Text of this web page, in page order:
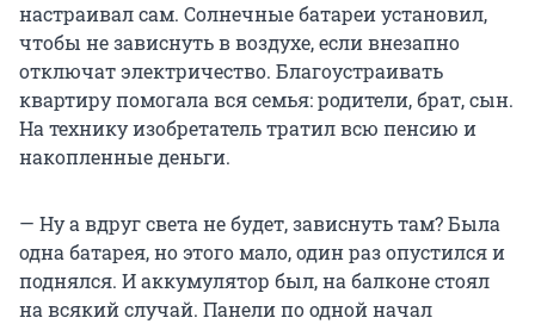
настраивал сам. Солнечные батареи установил,
чтобы не зависнуть в воздухе, если внезапно
отключат электричество. Благоустраивать
квартиру помогала вся семья: родители, брат, сын.
На технику изобретатель тратил всю пенсию и
накопленные деньги.
— Ну а вдруг света не будет, зависнуть там? Была
одна батарея, но этого мало, один раз опустился и
поднялся. И аккумулятор был, на балконе стоял
на всякий случай. Панели по одной начал